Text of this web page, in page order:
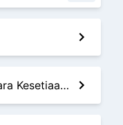
Para Ulama dan Bomoh di Dunia